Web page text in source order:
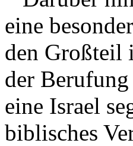
eine
den Großteil
der
eine Israel
biblisches